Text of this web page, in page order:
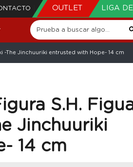
OUTLET LIGA
-The Jinchuuriki entrusted with Hope- 14 cm
S.H.
Jinchuuriki
14 cm